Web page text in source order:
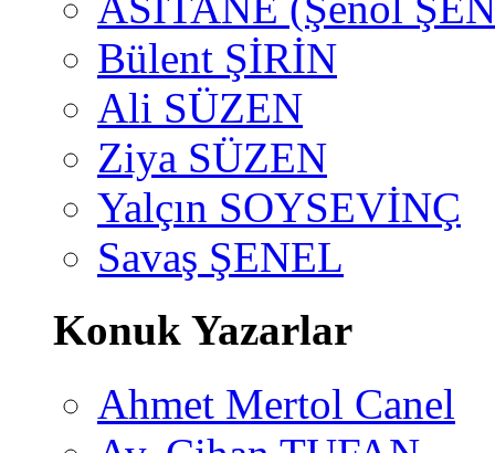
Bülent ŞİRİN
Ali SÜZEN
Ziya SÜZEN
Yalçın SOYSEVİNÇ
Savaş ŞENEL
Konuk Yazarlar
Ahmet Mertol Canel